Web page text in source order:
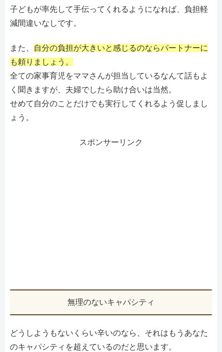
子どもが率先して手伝ってくれるようになれば、負担軽
減間違いなしです。
また、
自分の負担が大きいと感じるのならパートナーに
も頼りましょう。
全ての家事育児をママさんが担当しているなんて話もよ
く聞きますが、夫婦でしたら助け合いは当然。
せめて自分のことだけでも実行してくれるよう促しまし
ょう。
スポンサーリンク
無理のないキャパシティ
どうしようもないくらい辛いのなら、それはもうあなた
のキャパシティを超えているのだと思います。